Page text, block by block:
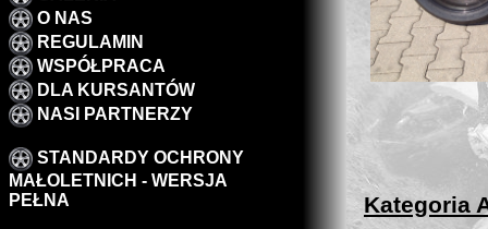
O NAS
REGULAMIN
WSPÓŁPRACA
DLA KURSANTÓW
NASI PARTNERZY
STANDARDY OCHRONY
MAŁOLETNICH - WERSJA
PEŁNA
Kategoria